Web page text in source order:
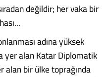
değildir; her vaka bir
adına yüksek
yer alan Katar Diplomatik
alan bir ülke toprağında